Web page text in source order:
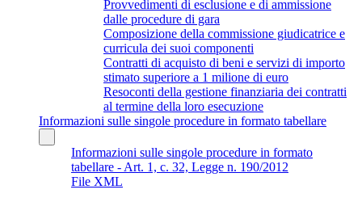
Provvedimenti di esclusione e di ammissione
dalle procedure di gara
Composizione della commissione giudicatrice e
curricula dei suoi componenti
Contratti di acquisto di beni e servizi di importo
stimato superiore a 1 milione di euro
Resoconti della gestione finanziaria dei contratti
al termine della loro esecuzione
Informazioni sulle singole procedure in formato tabellare
Informazioni sulle singole procedure in formato
tabellare - Art. 1, c. 32, Legge n. 190/2012
File XML